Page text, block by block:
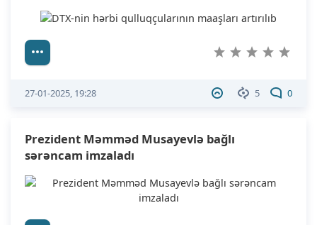
5 0
27-01-2025, 19:28
Prezident Məmməd Musayevlə bağlı
sərəncam imzaladı